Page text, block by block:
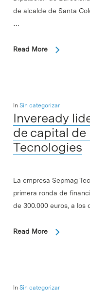
de alcalde de Santa
…
Read More
In Sin categorizar
Inveready
de capital de
Tecnologies
La empresa Sepmag
primera ronda de
de 300.000 euros, a los
Read More
In Sin categorizar